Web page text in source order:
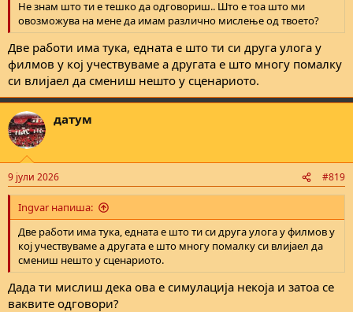
Не знам што ти е тешко да одговориш.. Што е тоа што ми
овозможува на мене да имам различно мислење од твоето?
Две работи има тука, едната е што ти си друга улога у
филмов у кој учествуваме а другата е што многу помалку
си влијаел да смениш нешто у сценариото.
датум
9 јули 2026 #819
Ingvar напиша:
Две работи има тука, едната е што ти си друга улога у филмов у
кој учествуваме а другата е што многу помалку си влијаел да
смениш нешто у сценариото.
Дада ти мислиш дека ова е симулација некоја и затоа се
ваквите одговори?